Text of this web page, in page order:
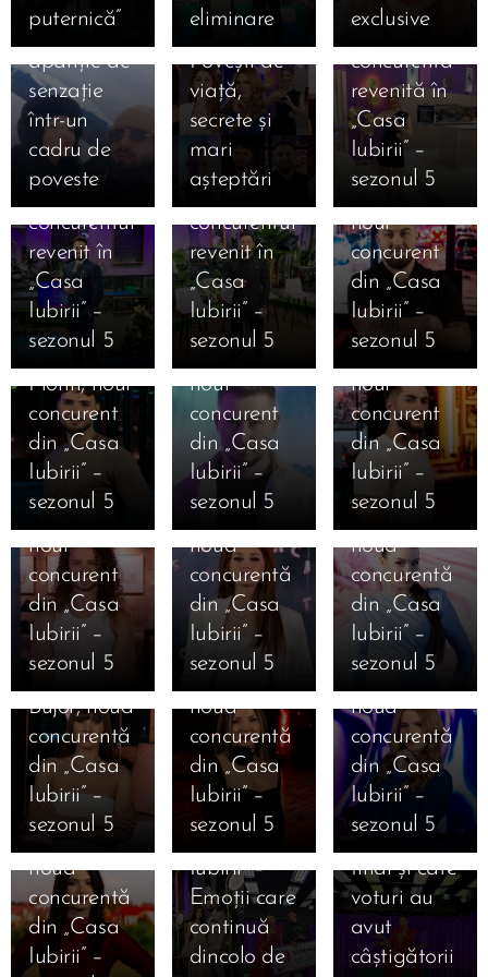
puternică”
eliminare
exclusive
Moldo,
apariție de
senzație
într-un
cadru de
poveste
2026.
Povești de
viață,
secrete și
mari
așteptări
Lucia,
concurenta
revenită în
„Casa
Iubirii” –
sezonul 5
12.01.2026
Cine este
Danciu
Marius,
concurentul
revenit în
„Casa
Iubirii” –
sezonul 5
12.01.2026
Cine este
Robert
Gabriel
Mihai,
concurentul
revenit în
„Casa
Iubirii” –
sezonul 5
12.01.2026
Cine este
Ștefan
Armencea,
noul
concurent
din „Casa
Iubirii” –
sezonul 5
12.01.2026
Cine este
Valentin
Florin, noul
concurent
din „Casa
Iubirii” –
sezonul 5
12.01.2026
Cine este
Alexandru
Punga,
noul
concurent
din „Casa
Iubirii” –
sezonul 5
12.01.2026
Cine este
Iosif
Ciolan,
noul
concurent
din „Casa
Iubirii” –
sezonul 5
12.01.2026
Cine este
Mihai
Mărginean,
noul
concurent
din „Casa
Iubirii” –
sezonul 5
12.01.2026
Cine este
Alexandra
Geamănu,
noua
concurentă
din „Casa
Iubirii” –
sezonul 5
12.01.2026
Cine este
Ana
Cristiana
Bălăuca,
noua
concurentă
din „Casa
Iubirii” –
sezonul 5
12.01.2026
Cine este
Jaqueline
Beatrice
Bujor, noua
concurentă
din „Casa
Iubirii” –
sezonul 5
12.01.2026
Cine este
Carolina
Caramanută,
noua
concurentă
din „Casa
Iubirii” –
sezonul 5
12.01.2026
Cine este
Daniela
Ioana
Camelia
Nistor,
noua
concurentă
din „Casa
Iubirii” –
sezonul 5
12.01.2026
Cine este
Magdalena
Cojocaru,
noua
concurentă
din „Casa
Iubirii” –
11.01.2026
Mesajele
câștigătorilor
și
finaliștilor
după
Marea
Finală
„Casa
Iubirii” –
Emoții care
continuă
dincolo de
11.01.2026
Marea
Finală
Casa Iubirii
– Andreea
Mantea
dezvăluie
în premieră
absolută
pentru un
reality-
show
voturile
decisive.
Care este
clasamentul
final și câte
voturi au
avut
câștigătorii
10.01.2026
Bombă în
Casa
Iubirii!
Sorin spune
că Amarah
nu intră în
sezonul 5 și
provoacă
06.01.2026
„Casa
iubirii”
sezonul 5
începe pe
12 ianuarie
2026 — un
nou capitol
05.01.2026